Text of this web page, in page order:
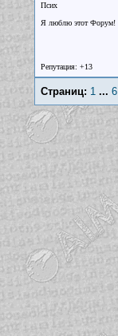
Псих
Я люблю этот Форум!
Репутация: +13
Страниц: 1... 6